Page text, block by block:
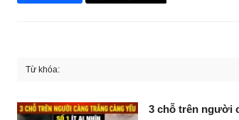
Từ khóa:
3 chỗ trên người